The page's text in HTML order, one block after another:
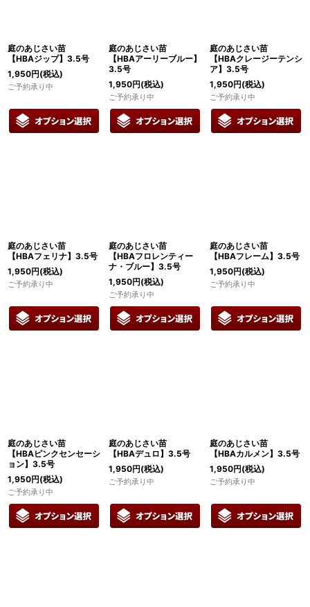
庭のあじさい苗
【HBAジップ】3.5号
1,950円(税込)
ご予約承り中
庭のあじさい苗
【HBAアーリーブルー】
3.5号
1,950円(税込)
ご予約承り中
庭のあじさい苗
【HBAクレージーテンシ
ア】3.5号
1,950円(税込)
ご予約承り中
庭のあじさい苗
【HBAフェリナ】3.5号
1,950円(税込)
ご予約承り中
庭のあじさい苗
【HBAフロレンティー
ナ・ブルー】3.5号
1,950円(税込)
ご予約承り中
庭のあじさい苗
【HBAフレーム】3.5号
1,950円(税込)
ご予約承り中
庭のあじさい苗
【HBAピンクセンセーシ
ョン】3.5号
1,950円(税込)
ご予約承り中
庭のあじさい苗
【HBAデュロ】3.5号
1,950円(税込)
ご予約承り中
庭のあじさい苗
【HBAカルメン】3.5号
1,950円(税込)
ご予約承り中